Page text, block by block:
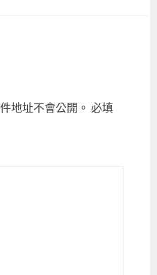
地址不會公開。 必填